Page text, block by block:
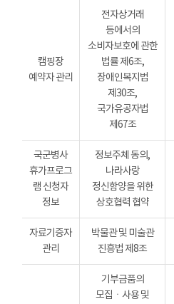
캠핑장
예약자 관리
전자상거래
등에서의
소비자보호에 관한
법률 제6조,
장애인복지법
제30조,
국가유공자법
제67조
국군병사
휴가프로그
램 신청자
정보
정보주체 동의,
나라사랑
정신함양을 위한
상호협력 협약
자료기증자
관리
박물관 및 미술관
진흥법 제8조
기부금품의
모집ㆍ사용 및